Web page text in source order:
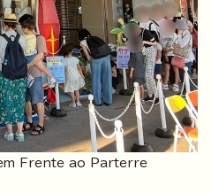
Frente ao Parterre